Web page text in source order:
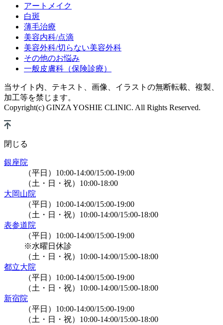
アートメイク
白斑
薄毛治療
美容内科/点滴
美容外科/切らない美容外科
その他のお悩み
一般皮膚科（保険診療）
当サイト内、テキスト、画像、イラストの無断転載、複製、
加工等を禁じます。
Copyright(c) GINZA YOSHIE CLINIC. All Rights Reserved.
閉じる
銀座院
（平日）10:00-14:00/15:00-19:00
（土・日・祝）10:00-18:00
大岡山院
（平日）10:00-14:00/15:00-19:00
（土・日・祝）10:00-14:00/15:00-18:00
表参道院
（平日）10:00-14:00/15:00-19:00
※水曜日休診
（土・日・祝）10:00-14:00/15:00-18:00
都立大院
（平日）10:00-14:00/15:00-19:00
（土・日・祝）10:00-14:00/15:00-18:00
新宿院
（平日）10:00-14:00/15:00-19:00
（土・日・祝）10:00-14:00/15:00-18:00